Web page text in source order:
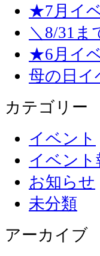
★7月イ
＼8/31ま
★6月イ
母の日
カテゴリー
イベント
イベント
お知らせ
未分類
アーカイブ